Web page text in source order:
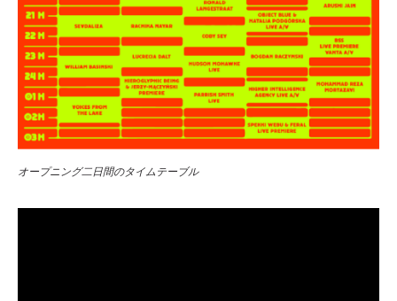
オープニング二日間のタイムテーブル